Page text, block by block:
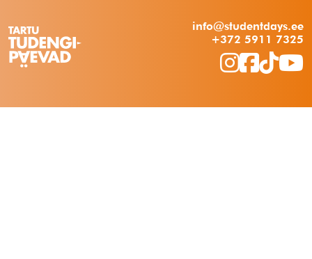
info@studentdays.ee
+372 5911 7325